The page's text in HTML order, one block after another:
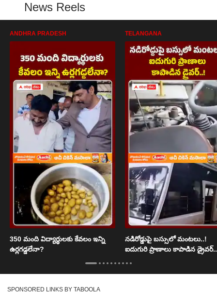
News Reels
ANDHRA PRADESH
350 మంది విద్యార్థులకు కేవలం ఇన్ని
ఉర్లగడ్డలేనా?
TELANGANA
నడిరోడ్డుపై బస్సులో మంటలు..!
ఐదుగురి ప్రాణాలు కాపాడిన
SPONSORED LINKS BY TABOOLA